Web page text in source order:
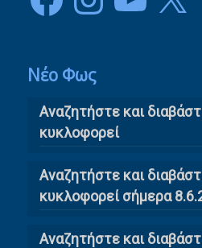
Νέο Φως
Αναζητήστε και
κυκλοφορεί
Αναζητήστε και
κυκλοφορεί σήμερα
Αναζητήστε και